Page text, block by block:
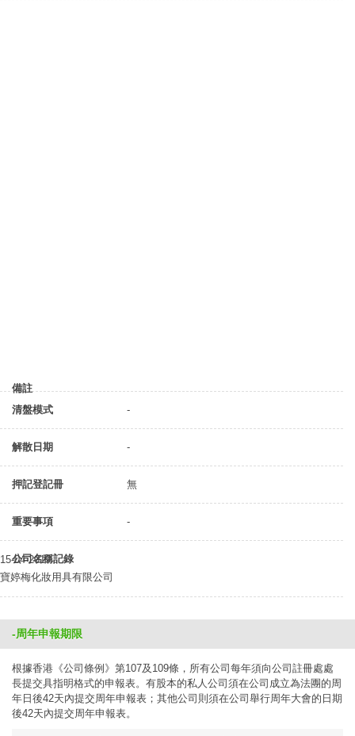
備註
清盤模式
-
解散日期 -
押記登記冊 無
重要事項 -
公司名稱記錄
15-04-2019
寶婷梅化妝用具有限公司
-周年申報期限
根據香港《公司條例》第107及109條，所有公司每年須向公司註冊處處
長提交具指明格式的申報表。有股本的私人公司須在公司成立為法團的周
年日後42天內提交周年申報表；其他公司則須在公司舉行周年大會的日期
後42天內提交周年申報表。